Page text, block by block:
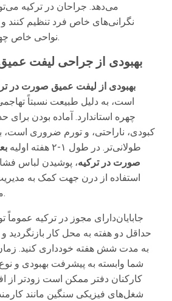
می‌دهد. جراحان در ترکیه
نگرانی‌های خاص فرد تنظیم کنند
نواحی خاص چهره یا گردن ارائه دهند.
بهبودی از جراحی لیفت
بهبودی از لیفت عمیق صورت در
است، به دلیل طبیعت نسبتاً
کبودی، ناراحتی، و تورم ضروری است،
طولانی‌تر. در طول ۱-۲ هفته اولیه
صورت در ترکیه، پوشیدن لباس
استفاده از درن جهت کمک به
مایعات توصیه می‌شود.
جابایان‌دارای مجوز در ترکیه عموماً
حداقل دو هفته به محل کار بازنگردید
به مدت شش هفته خودداری کنید.
شما وابسته به پیشرفت بهبودی و
کارکنان دفتر ممکن است زودتر از
شغل‌های فیزیکی سنگین مانند